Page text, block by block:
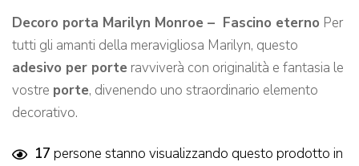
Decoro porta Marilyn Monroe – Fascino eterno Per
tutti gli amanti della meravigliosa Marilyn, questo
adesivo per porte ravviverà con originalità e fantasia le
vostre porte, divenendo uno straordinario elemento
decorativo.
17 persone stanno visualizzando questo prodotto in